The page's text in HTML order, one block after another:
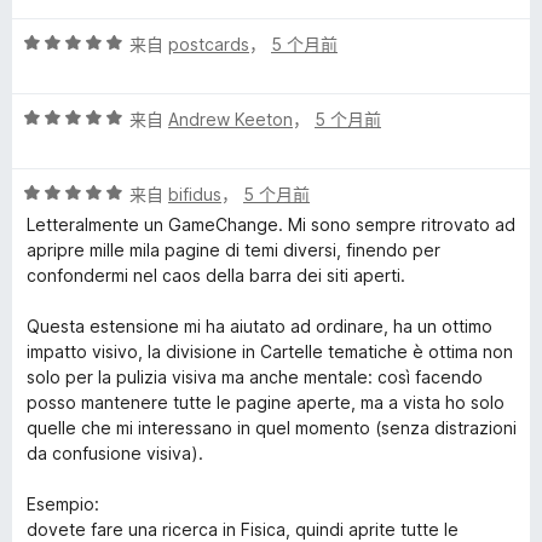
/评
/
来自 postcards， 5 个月前
评
/
5
来自 Andrew Keeton， 5 个月前
评
分
5
/
来自 bifidus， 5 个月前
Letteralmente un GameChange. Mi sono sempre ritrovato ad
apripre mille mila pagine di temi diversi, finendo per
confondermi nel caos della barra dei siti aperti.
Questa estensione mi ha aiutato ad ordinare, ha un ottimo
impatto visivo, la divisione in Cartelle tematiche è ottima non
solo per la pulizia visiva ma anche mentale: così facendo
posso mantenere tutte le pagine aperte, ma a vista ho solo
quelle che mi interessano in quel momento (senza distrazioni
da confusione visiva).
Esempio:
dovete fare una ricerca in Fisica, quindi aprite tutte le